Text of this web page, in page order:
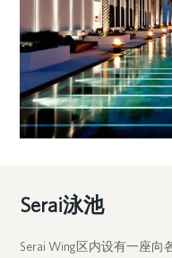
Serai泳池
Serai Wing区内设有一座